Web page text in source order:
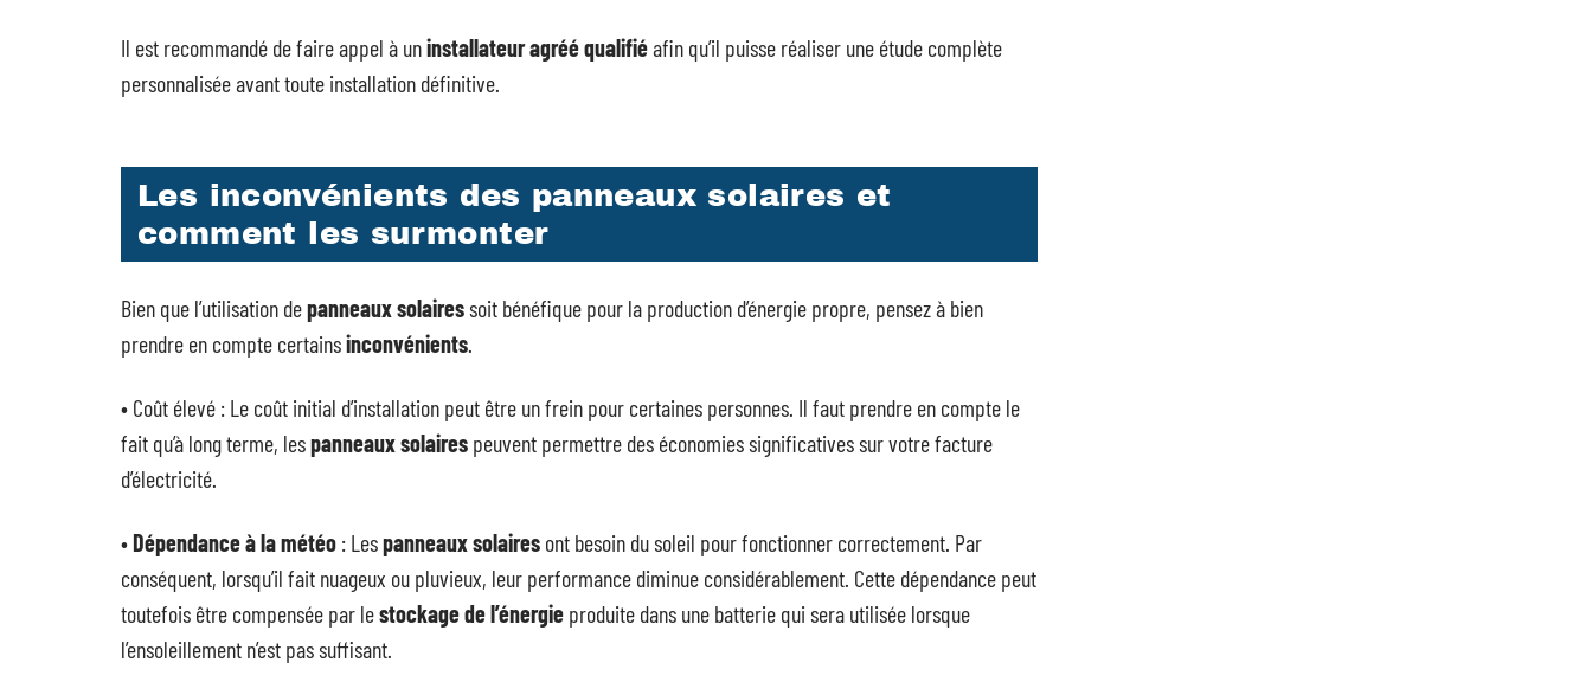
Il est recommandé de faire appel à uninstallateur agréé qualifiéafin qu’il puisse réaliser une étude complète
personnalisée avant toute installation définitive.
Les inconvénients des panneaux solaires et
comment les surmonter
Bien que l’utilisation depanneaux solairessoit bénéfique pour la production d’énergie propre, pensez à bien
prendre en compte certainsinconvénients
• Coût élevé : Le coût initial d’installation peut être un frein pour certaines personnes. Il faut prendre en compte le
fait qu’à long terme, lespanneaux solaires peuvent permettre des économies significatives sur votre facture
d’électricité.
•Dépendance à la météo : Lespanneaux solaires ont besoin du soleil pour fonctionner correctement. Par
conséquent, lorsqu’il fait nuageux ou pluvieux, leur performance diminue considérablement. Cette dépendance peut
toutefois être compensée par lestockage de l’énergie produite dans une batterie qui sera utilisée lorsque
l’ensoleillement n’est pas suffisant.